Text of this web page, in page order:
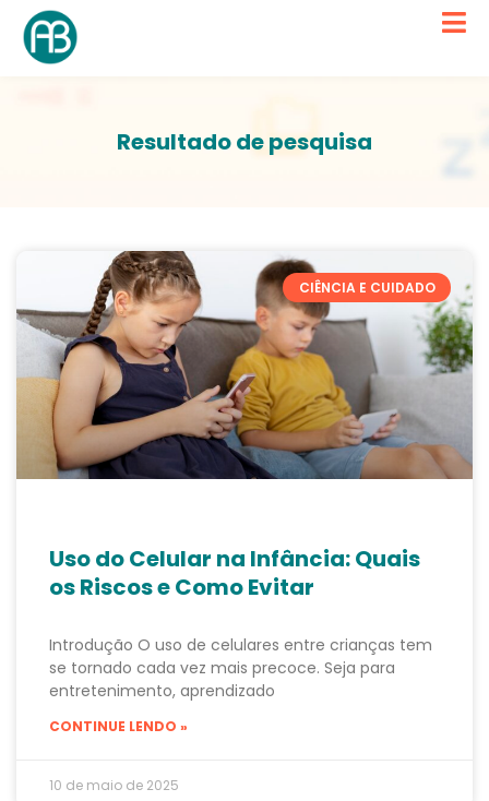
Resultado de pesquisa
CIÊNCIA E CUIDADO
Uso do Celular na Infância: Quais
os Riscos e Como Evitar
Introdução O uso de celulares entre crianças tem
se tornado cada vez mais precoce. Seja para
entretenimento, aprendizado
CONTINUE LENDO »
10 de maio de 2025